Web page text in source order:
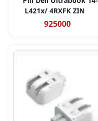
L421x/ 4RXFK ZIN
925000